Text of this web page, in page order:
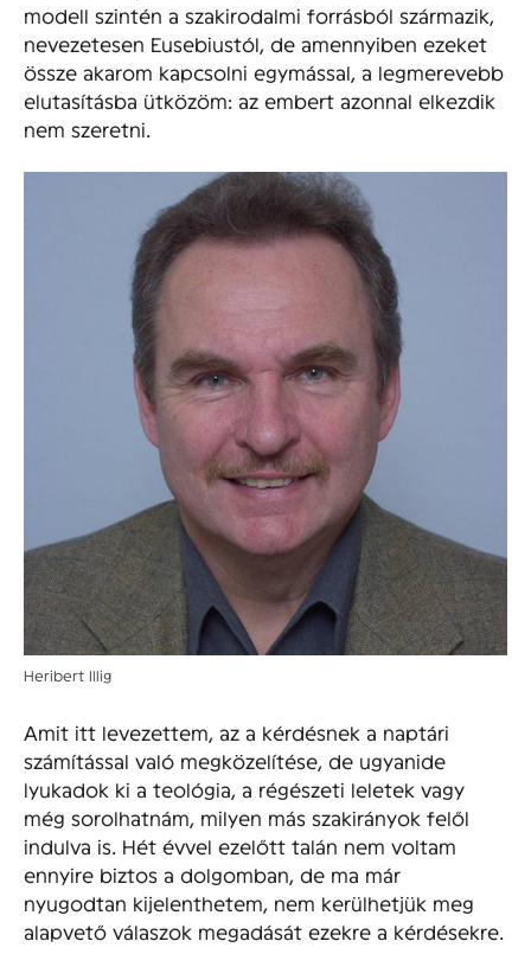
modell szintén a szakirodalmi forrásból származik,
nevezetesen Eusebiustól, de amennyiben ezeket
össze akarom kapcsolni egymással, a legmerevebb
elutasításba ütközöm: az embert azonnal elkezdik
nem szeretni.
Heribert Illig
Amit itt levezettem, az a kérdésnek a naptári
számítással való megközelítése, de ugyanide
lyukadok ki a teológia, a régészeti leletek vagy
még sorolhatnám, milyen más szakirányok felől
indulva is. Hét évvel ezelőtt talán nem voltam
ennyire biztos a dolgomban, de ma már
nyugodtan kijelenthetem, nem kerülhetjük meg
alapvető válaszok megadását ezekre a kérdésekre.